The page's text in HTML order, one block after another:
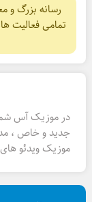
رسانه بزرگ و
تمامی فعالیت
در موزیک آس شما
جدید و خاص ،
موزیک ویدئو های